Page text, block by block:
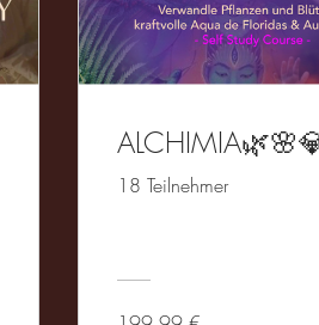
18 Teilnehmer